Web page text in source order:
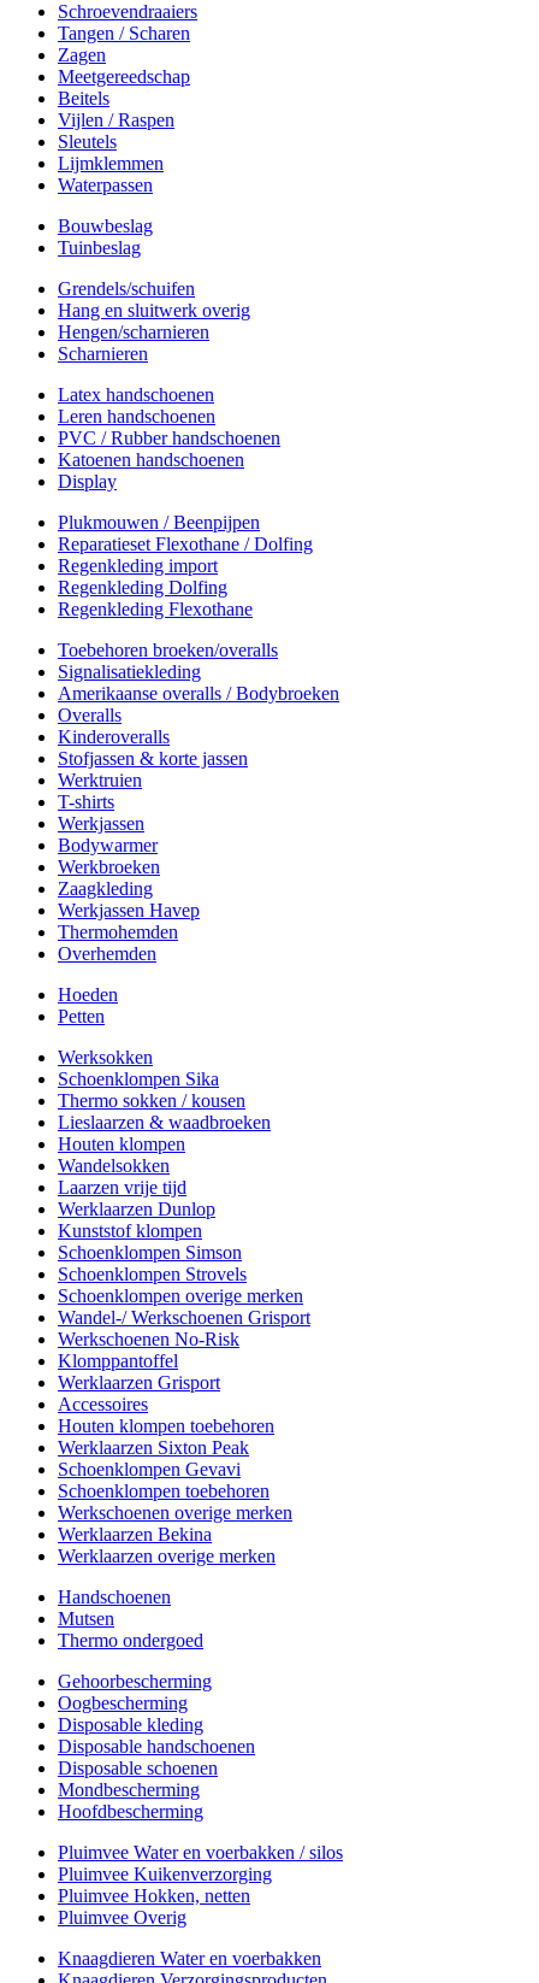
Schroevendraaiers
Tangen / Scharen
Zagen
Meetgereedschap
Beitels
Vijlen / Raspen
Sleutels
Lijmklemmen
Waterpassen
Bouwbeslag
Tuinbeslag
Grendels/schuifen
Hang en sluitwerk overig
Hengen/scharnieren
Scharnieren
Latex handschoenen
Leren handschoenen
PVC / Rubber handschoenen
Katoenen handschoenen
Display
Plukmouwen / Beenpijpen
Reparatieset Flexothane / Dolfing
Regenkleding import
Regenkleding Dolfing
Regenkleding Flexothane
Toebehoren broeken/overalls
Signalisatiekleding
Amerikaanse overalls / Bodybroeken
Overalls
Kinderoveralls
Stofjassen & korte jassen
Werktruien
T-shirts
Werkjassen
Bodywarmer
Werkbroeken
Zaagkleding
Werkjassen Havep
Thermohemden
Overhemden
Hoeden
Petten
Werksokken
Schoenklompen Sika
Thermo sokken / kousen
Lieslaarzen & waadbroeken
Houten klompen
Wandelsokken
Laarzen vrije tijd
Werklaarzen Dunlop
Kunststof klompen
Schoenklompen Simson
Schoenklompen Strovels
Schoenklompen overige merken
Wandel-/ Werkschoenen Grisport
Werkschoenen No-Risk
Klomppantoffel
Werklaarzen Grisport
Accessoires
Houten klompen toebehoren
Werklaarzen Sixton Peak
Schoenklompen Gevavi
Schoenklompen toebehoren
Werkschoenen overige merken
Werklaarzen Bekina
Werklaarzen overige merken
Handschoenen
Mutsen
Thermo ondergoed
Gehoorbescherming
Oogbescherming
Disposable kleding
Disposable handschoenen
Disposable schoenen
Mondbescherming
Hoofdbescherming
Pluimvee Water en voerbakken / silos
Pluimvee Kuikenverzorging
Pluimvee Hokken, netten
Pluimvee Overig
Knaagdieren Water en voerbakken